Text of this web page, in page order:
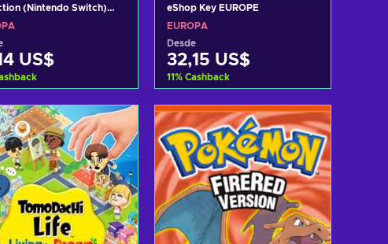
(Nintendo Switch)
Key EUROPE
US$
Añadir al carrito
Ver ofertas
eShop Key EUROPE
EUROPA
Desde
32,15 US$
11% Cashback
Añadir al carrito
Ver ofertas